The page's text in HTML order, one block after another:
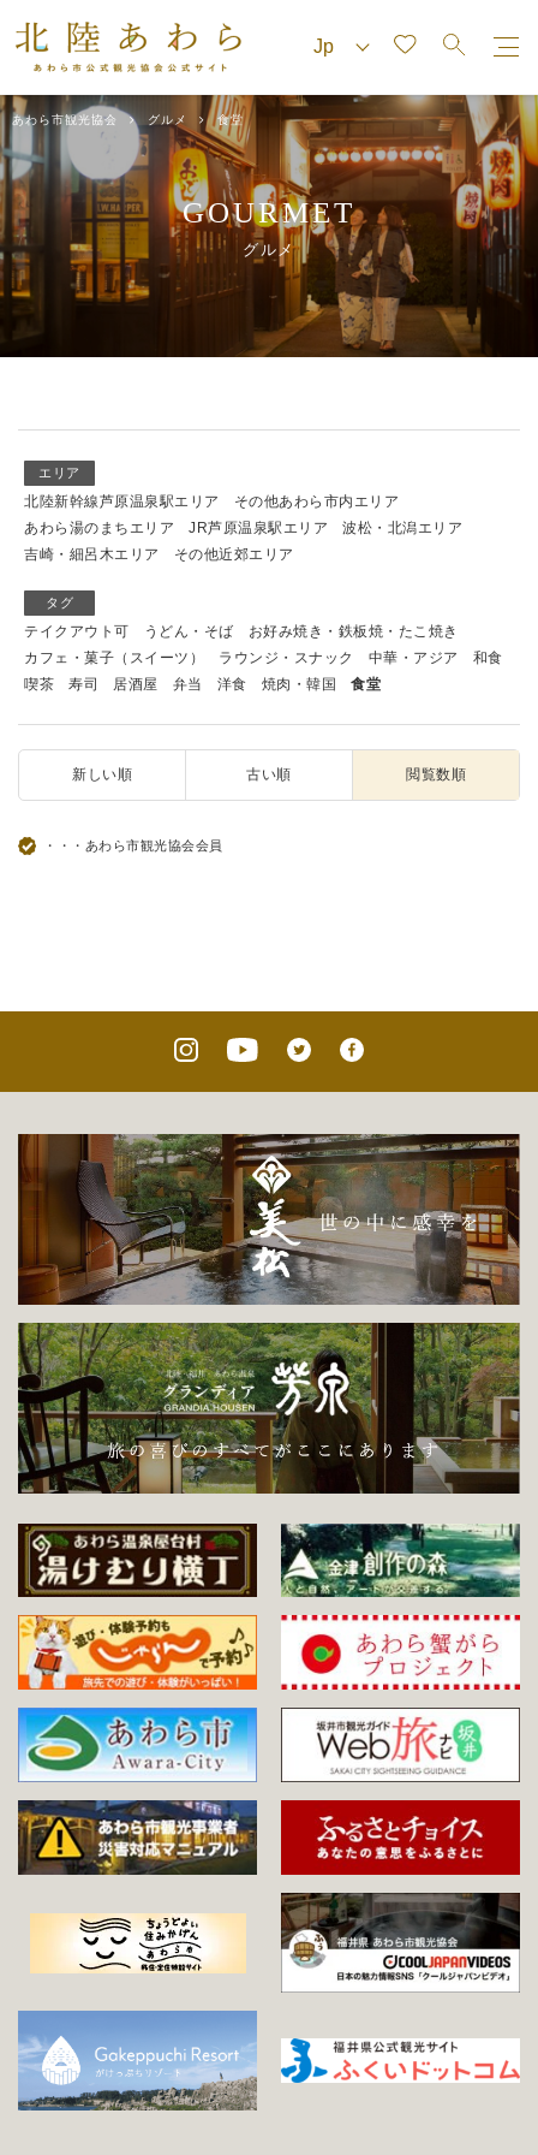
あわら市観光協会 グルメ 食堂
GOURMET
グルメ
エリア
北陸新幹線芦原温泉駅エリア
その他あわら市内エリア
あわら湯のまちエリア
JR芦原温泉駅エリア
波松・北潟エリア
吉崎・細呂木エリア
その他近郊エリア
タグ
テイクアウト可 うどん・そば
お好み焼き・鉄板焼・たこ焼き
カフェ・菓子（スイーツ）
ラウンジ・スナック 中華・アジア
和食
喫茶
寿司 居酒屋 弁当 洋食 焼肉・韓国 食堂
新しい順 古い順 閲覧数順
・・・あわら市観光協会会員